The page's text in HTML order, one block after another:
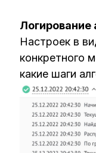
Логирование
Настроек в
конкретного
какие шаги